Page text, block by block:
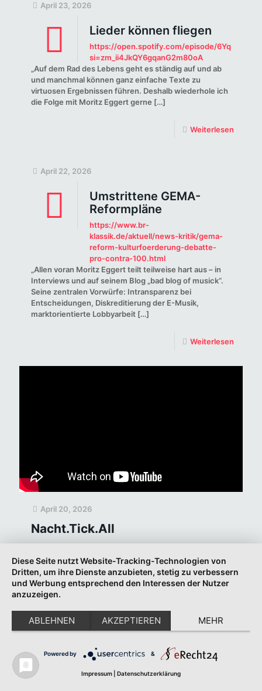
April 23, 2026
Lieder können fliegen
https://open.spotify.com/episode/
si=zm_ii4JkQY6gqanG2m80oA
„Auf dem Rad des Lebens geht es ständig auf und ab
und manchmal können ganz einfache Texte zu
virtuosen Ergebnissen führen. Deshalb wiederhole ich
die Folge mit Moritz Eggert gerne […]
Weiterlesen
April 22, 2026
Umstrittene GEMA-
Reformpläne
https://www.br-
klassik.de/aktuell/news-kritik/gema-
reform-kulturfoerderung-debatte-
pro-contra-100.html
„Allen voran Moritz Eggert teilt teilweise hart aus – in
Interviews und auf seinem Blog „bad blog of musick“.
Seine zentralen Vorwürfe: Intransparenz bei
Entscheidungen, Diskreditierung der E-Musik,
marktorientierte Lobbyarbeit […]
Weiterlesen
April 20, 2026
Nacht.Tick.All
bis zum Ende sind Ausschnitte aus meinem Stück
„Nacht.Tick.All“ zu hören, großartig realisiert von Max
Volbers, Seicente Vocale und Jan Croonenbroeck[…]
April 18, 2026
Was wird aus „Jan“?
Diese Seite nutzt Website-Tracking-Technologien von
Dritten, um ihre Dienste anzubieten, stetig zu verbessern
und Werbung entsprechend den Interessen der Nutzer
anzuzeigen.
ABLEHNEN AKZEPTIEREN MEHR
Powered by &
Impressum Datenschutzerklärung